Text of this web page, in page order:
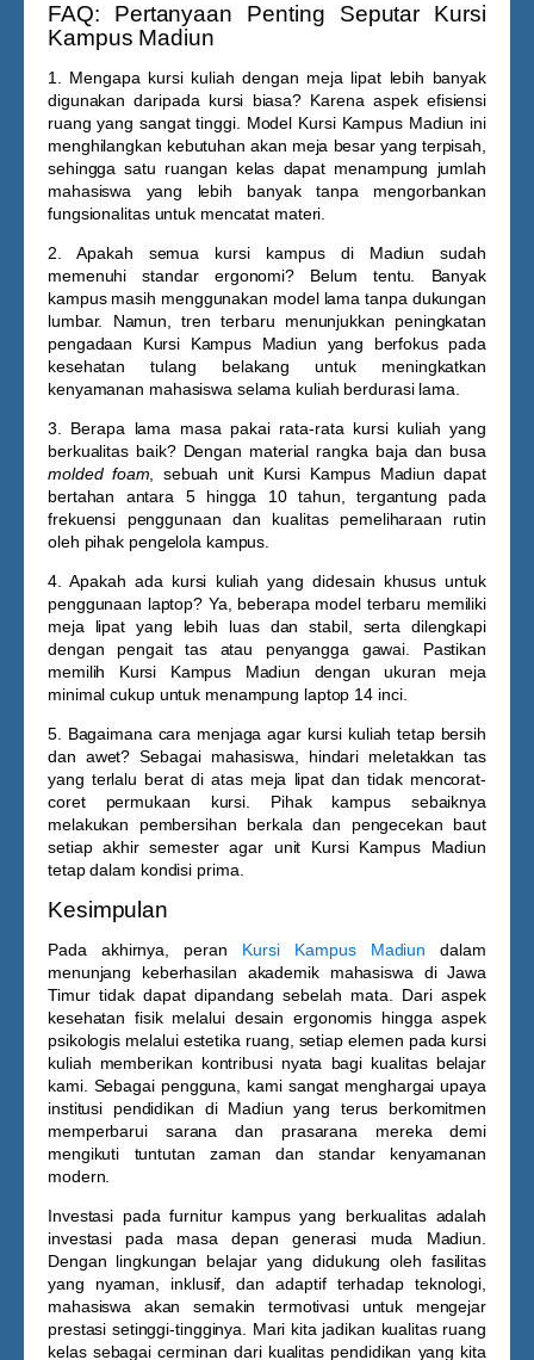
FAQ: Pertanyaan Penting Seputar Kursi
Kampus Madiun
1. Mengapa kursi kuliah dengan meja lipat lebih banyak
digunakan daripada kursi biasa? Karena aspek efisiensi
ruang yang sangat tinggi. Model Kursi Kampus Madiun ini
menghilangkan kebutuhan akan meja besar yang terpisah,
sehingga satu ruangan kelas dapat menampung jumlah
mahasiswa yang lebih banyak tanpa mengorbankan
fungsionalitas untuk mencatat materi.
2. Apakah semua kursi kampus di Madiun sudah
memenuhi standar ergonomi? Belum tentu. Banyak
kampus masih menggunakan model lama tanpa dukungan
lumbar. Namun, tren terbaru menunjukkan peningkatan
pengadaan Kursi Kampus Madiun yang berfokus pada
kesehatan tulang belakang untuk meningkatkan
kenyamanan mahasiswa selama kuliah berdurasi lama.
3. Berapa lama masa pakai rata-rata kursi kuliah yang
berkualitas baik?Dengan material rangka baja dan busa
molded foam , sebuah unit Kursi Kampus Madiun dapat
bertahan antara 5 hingga 10 tahun, tergantung pada
frekuensi penggunaan dan kualitas pemeliharaan rutin
oleh pihak pengelola kampus.
4. Apakah ada kursi kuliah yang didesain khusus untuk
penggunaan laptop? Ya, beberapa model terbaru memiliki
meja lipat yang lebih luas dan stabil, serta dilengkapi
dengan pengait tas atau penyangga gawai. Pastikan
memilih Kursi Kampus Madiun dengan ukuran meja
minimal cukup untuk menampung laptop 14 inci.
5. Bagaimana cara menjaga agar kursi kuliah tetap bersih
dan awet? Sebagai mahasiswa, hindari meletakkan tas
yang terlalu berat di atas meja lipat dan tidak mencorat-
coret permukaan kursi. Pihak kampus sebaiknya
melakukan pembersihan berkala dan pengecekan baut
setiap akhir semester agar unit Kursi Kampus Madiun
tetap dalam kondisi prima.
Kesimpulan
Pada akhirnya, peran Kursi Kampus Madiun dalam
menunjang keberhasilan akademik mahasiswa di Jawa
Timur tidak dapat dipandang sebelah mata. Dari aspek
kesehatan fisik melalui desain ergonomis hingga aspek
psikologis melalui estetika ruang, setiap elemen pada kursi
kuliah memberikan kontribusi nyata bagi kualitas belajar
kami. Sebagai pengguna, kami sangat menghargai upaya
institusi pendidikan di Madiun yang terus berkomitmen
memperbarui sarana dan prasarana mereka demi
mengikuti tuntutan zaman dan standar kenyamanan
modern.
Investasi pada furnitur kampus yang berkualitas adalah
investasi pada masa depan generasi muda Madiun.
Dengan lingkungan belajar yang didukung oleh fasilitas
yang nyaman, inklusif, dan adaptif terhadap teknologi,
mahasiswa akan semakin termotivasi untuk mengejar
prestasi setinggi-tingginya. Mari kita jadikan kualitas ruang
kelas sebagai cerminan dari kualitas pendidikan yang kita